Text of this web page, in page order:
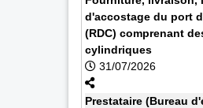
d'accostage du port
(RDC) comprenant
cylindriques
31/07/2026
Prestataire (Bureau